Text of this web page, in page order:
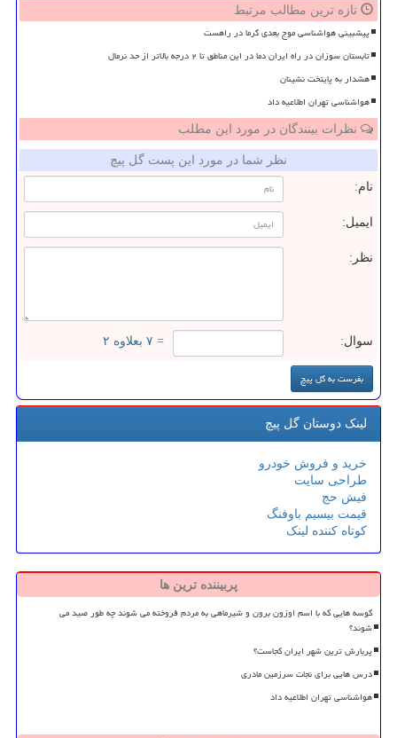
تازه ترین مطالب مرتبط
پیشبینی هواشناسی موج بعدی گرما در راهست
تابستان سوزان در راه ایران دما در این مناطق تا ۲ درجه بالاتر از حد نرمال
هشدار به پایتخت نشینان
هواشناسی تهران اطلاعیه داد
نظرات بینندگان در مورد این مطلب
نظر شما در مورد این پست گل پیچ
نام:
ایمیل:
نظر:
سوال: = ۷ بعلاوه ۲
لینک دوستان گل پیچ
خرید و فروش خودرو
طراحی سایت
فیش حج
قیمت بیسیم باوفنگ
کوتاه کننده لینک
پربیننده ترین ها
کوسه هایی که با اسم اوزون برون و شیرماهی به مردم فروخته می شوند چه طور صید می
شوند؟
پربارش ترین شهر ایران کجاست؟
درس هایی برای نجات سرزمین مادری
هواشناسی تهران اطلاعیه داد